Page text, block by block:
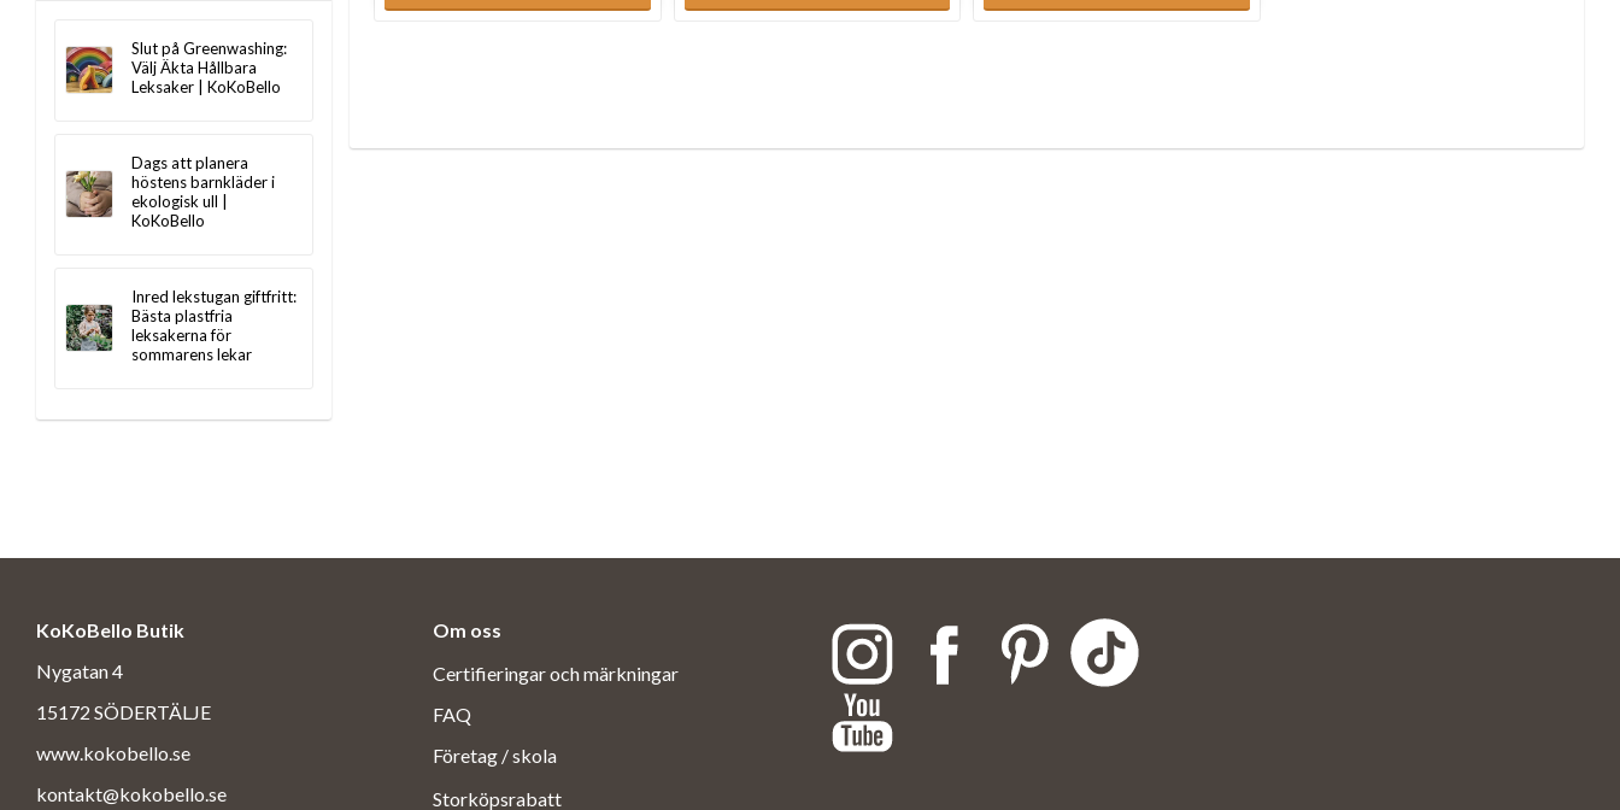
Slut på Greenwashing:
Välj Äkta Hållbara
Leksaker | KoKoBello
Dags att planera
höstens barnkläder i
ekologisk ull |
KoKoBello
Inred lekstugan giftfritt:
Bästa plastfria
leksakerna för
sommarens lekar
KoKoBello Butik
Nygatan 4
15172 SÖDERTÄLJE
www.kokobello.se
kontakt@kokobello.se
Om oss
Certifieringar och märkningar
FAQ
Företag / skola
Storköpsrabatt